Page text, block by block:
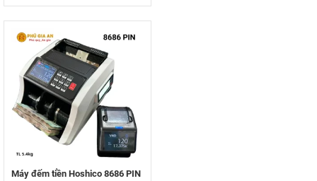
Máy đếm tiền Hoshico 8686 PIN